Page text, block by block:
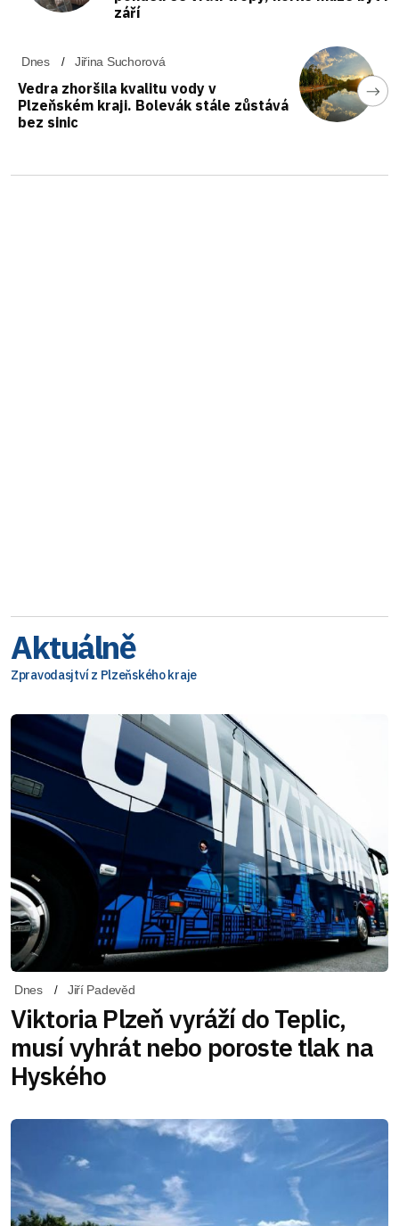
září
Dnes Jiřina Suchorová
Vedra zhoršila kvalitu vody v
Plzeňském kraji. Bolevák stále zůstává
bez sinic
Aktuálně
Zpravodasjtví z Plzeňského kraje
Dnes Jiří Padevěd
Viktoria Plzeň vyráží do Teplic,
musí vyhrát nebo poroste tlak na
Hyského